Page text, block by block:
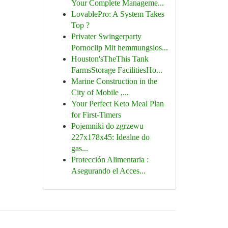
Your Complete Manageme...
LovablePro: A System Takes
Top ?
Privater Swingerparty
Pornoclip Mit hemmungslos...
Houston'sTheThis Tank
FarmsStorage FacilitiesHo...
Marine Construction in the
City of Mobile ,...
Your Perfect Keto Meal Plan
for First-Timers
Pojemniki do zgrzewu
227x178x45: Idealne do
gas...
Protección Alimentaria :
Asegurando el Acces...